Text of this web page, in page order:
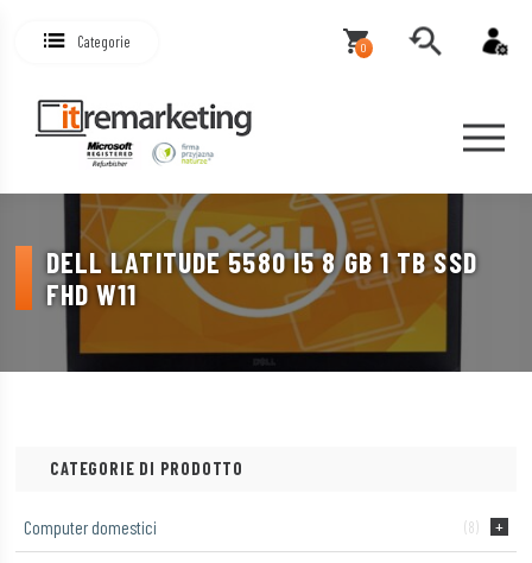
Categorie 0
DELL LATITUDE 5580 I5 8 GB 1 TB SSD
FHD W11
CATEGORIE DI PRODOTTO
Computer domestici (8)